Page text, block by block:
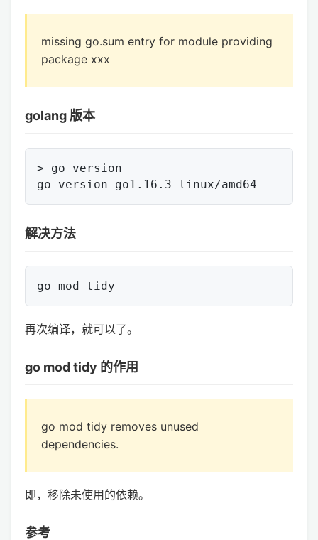
missing go.sum entry for module providing
package xxx
golang 版本
> go version
解决方法
再次编译，就可以了。
go mod tidy 的作用
go mod tidy removes unused
dependencies.
即，移除未使用的依赖。
参考